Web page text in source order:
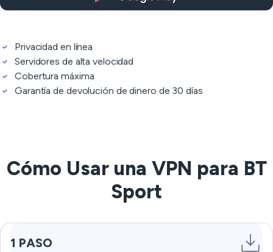
Privacidad en línea
Servidores de alta velocidad
Cobertura máxima
Garantía de devolución de dinero de 30 días
Cómo Usar una VPN para BT
Sport
1 PASO